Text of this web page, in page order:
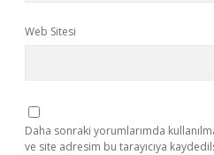
Web Sitesi
Daha sonraki yorumlarımda
ve site adresim bu tarayıcıya